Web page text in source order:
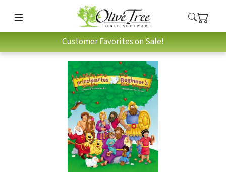
Customer Favorites on Sale!